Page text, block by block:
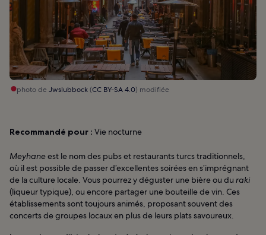
photo de Jwslubbock(CC BY-SA 4.0) modifiée
Recommandé pour : Vie nocturne
Meyhaneest le nom des pubs et restaurants turcs traditionnels,
où il est possible de passer d’excellentes soirées en s’imprégnant
de la culture locale. Vous pourrez y déguster une bière ou du raki
(liqueur typique), ou encore partager une bouteille de vin. Ces
établissements sont toujours animés, proposant souvent des
concerts de groupes locaux en plus de leurs plats savoureux.